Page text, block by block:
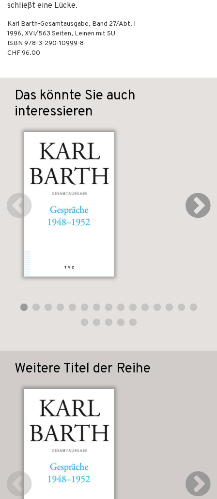
schließt eine Lücke.
Karl Barth-Gesamtausgabe, Band 27/Abt. I
1996, XVI/563 Seiten, Leinen mit SU
ISBN 978-3-290-10999-8
CHF 96.00
Das könnte Sie auch
interessieren
Weitere Titel der Reihe